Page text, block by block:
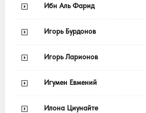
Ибн Аль Фарид
Игорь Бурдонов
Игорь Ларионов
Игумен Евмений
Илона Циунайте